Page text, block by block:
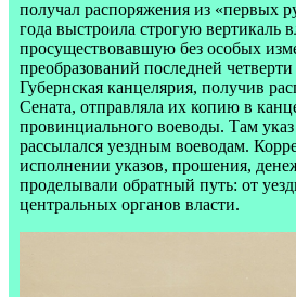
получал распоряжения из «первых
года выстроила строгую вертикаль
просуществовавшую без особых
преобразований последней
Губернская канцелярия, получив
Сената, отправляла их копию в
провинциального воеводы. Там
рассылался уездным воеводам.
исполнении указов, прошения,
проделывали обратный путь: от
центральных органов власти.